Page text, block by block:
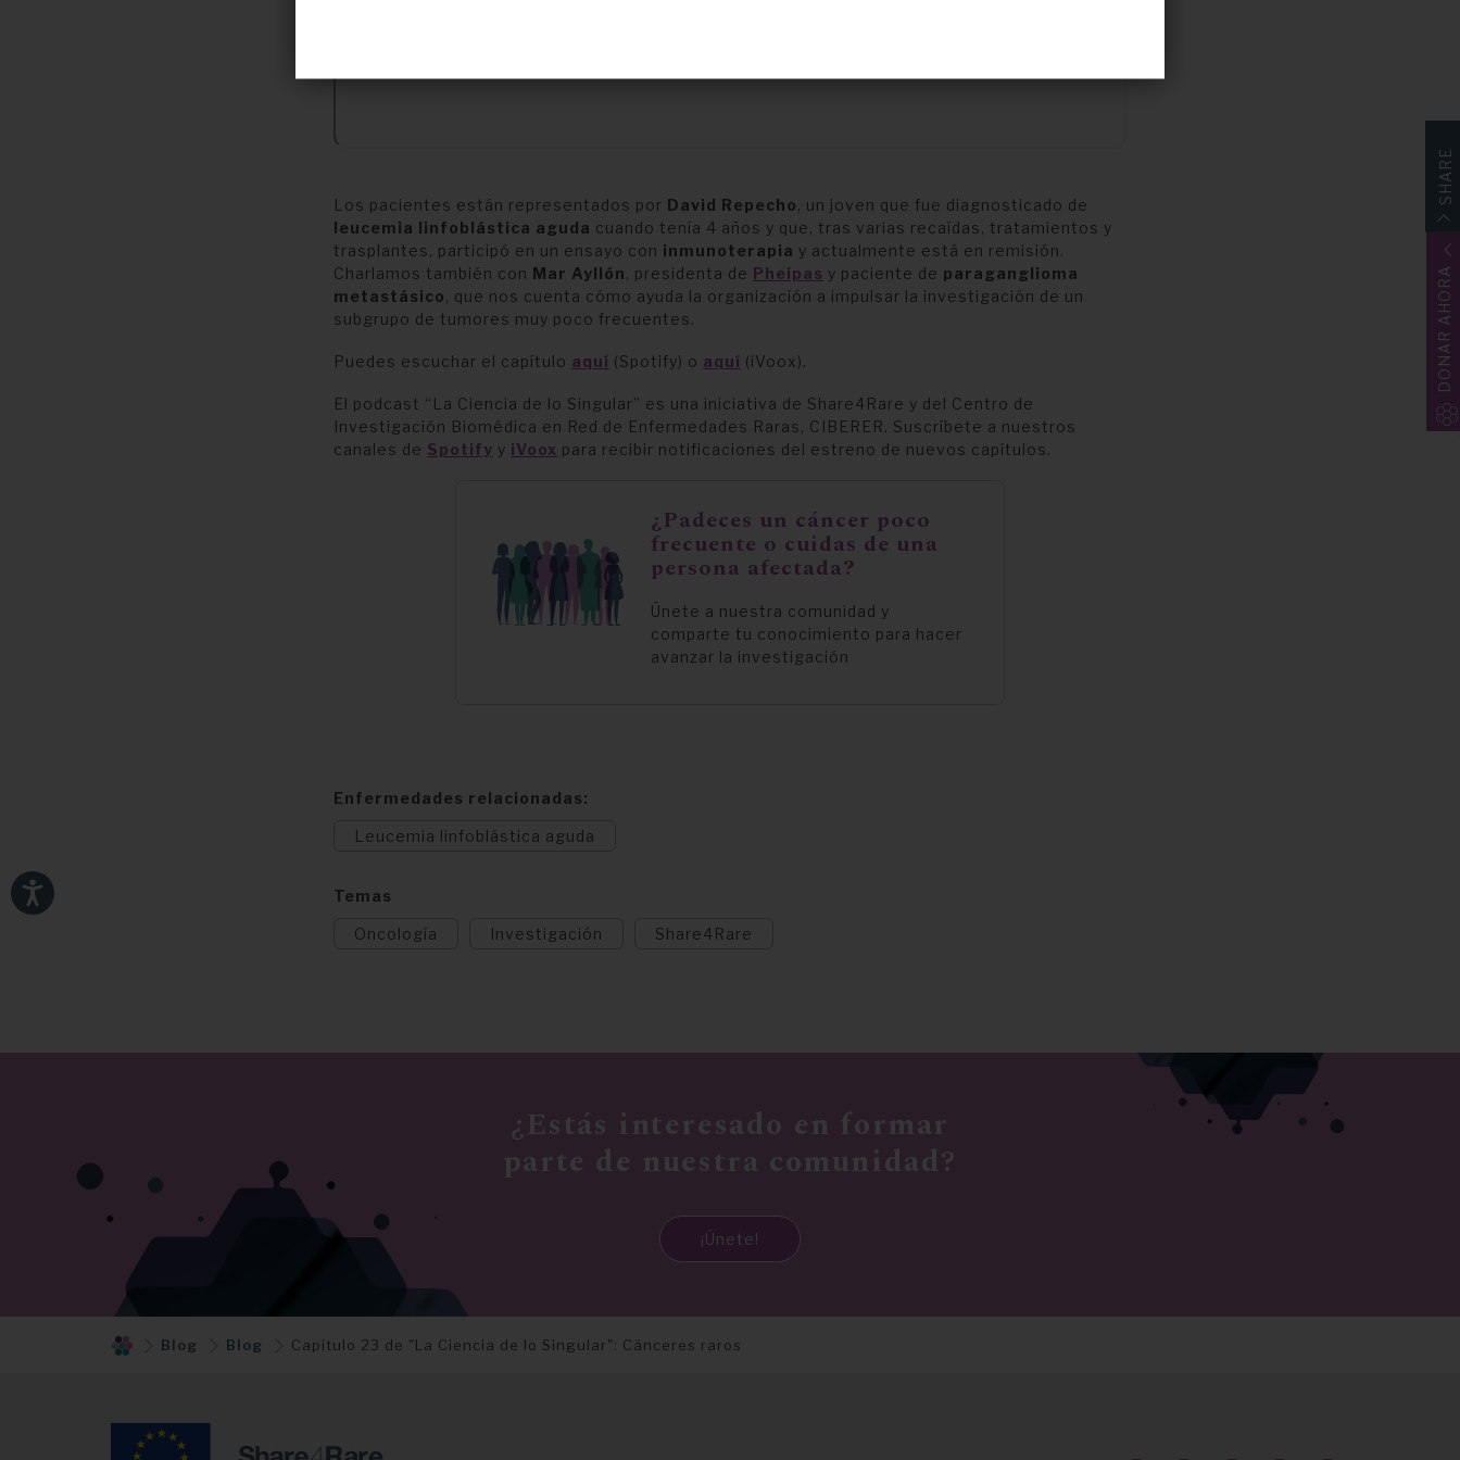
Los pacientes están representados por David Repecho, un joven que fue diagnosticado de
leucemia linfoblástica aguda cuando tenía 4 años y que, tras varias recaídas, tratamientos y
trasplantes, participó en un ensayo con inmunoterapia y actualmente está en remisión.
Charlamos también con Mar Ayllón, presidenta de Pheipas y paciente de paraganglioma
metastásico, que nos cuenta cómo ayuda la organización a impulsar la investigación de un
subgrupo de tumores muy poco frecuentes.
Puedes escuchar el capítulo aquí (Spotify) o aquí (iVoox).
El podcast “La Ciencia de lo Singular” es una iniciativa de Share4Rare y del Centro de
Investigación Biomédica en Red de Enfermedades Raras, CIBERER. Suscríbete a nuestros
canales de Spotify y iVoox para recibir notificaciones del estreno de nuevos capítulos.
¿Padeces un cáncer poco
frecuente o cuidas de una
persona afectada?
Únete a nuestra comunidad y
comparte tu conocimiento para hacer
avanzar la investigación
Enfermedades relacionadas
Leucemia linfoblástica aguda
Temas
Oncología Investigación Share4Rare
¿Estás interesado en formar
parte de nuestra comunidad?
¡Únete!
Blog Blog Capítulo 23 de "La Ciencia de lo Singular": Cánceres raros
SHARE
DONAR AHORA